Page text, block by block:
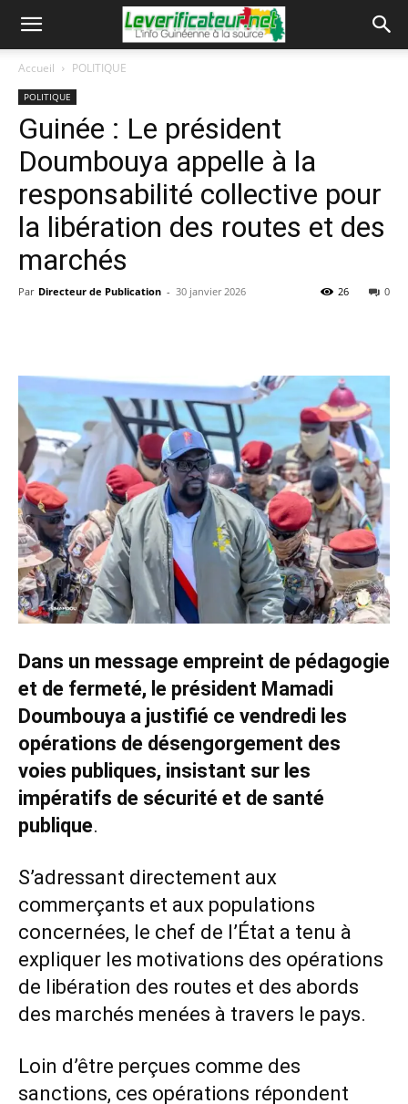
Accueil POLITIQUE
POLITIQUE
Guinée : Le président
Doumbouya appelle à la
responsabilité collective pour
la libération des routes et des
marchés
Par Directeur de Publication - 30 janvier 2026 0
26
Dans un message empreint de pédagogie
et de fermeté, le président Mamadi
Doumbouya a justifié ce vendredi les
opérations de désengorgement des
voies publiques, insistant sur les
impératifs de sécurité et de santé
publique.
S’adressant directement aux
commerçants et aux populations
concernées, le chef de l’État a tenu à
expliquer les motivations des opérations
de libération des routes et des abords
des marchés menées à travers le pays.
Loin d’être perçues comme des
sanctions, ces opérations répondent